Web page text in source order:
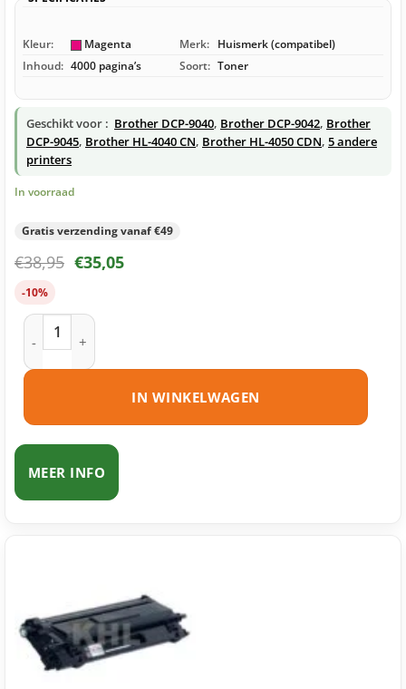
Kleur: Magenta Merk: Huismerk (compatibel)
Inhoud: 4000 pagina’s Soort: Toner
Geschikt voor : Brother DCP-9040, Brother DCP-9042, Brother
DCP-9045, Brother HL-4040 CN, Brother HL-4050 CDN, 5 andere
printers
In voorraad
Gratis verzending vanaf €49
€38,95 €35,05
-10%
Brother TN-130 toner magenta huismerk aantal
IN WINKELWAGEN
MEER INFO